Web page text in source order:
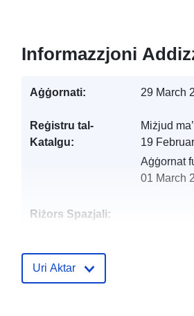
Informazzjoni
Aġġornati: 29 March
Reġistru tal-
Katalgu:
Miżjud
19
Aġġornat
01 March
Riżors Spazjali:
Uri Aktar